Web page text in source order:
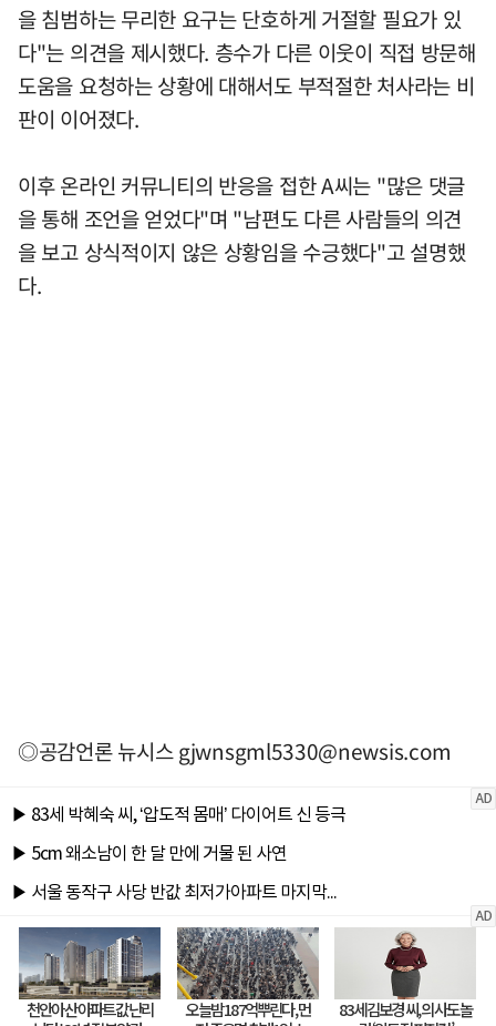
을 침범하는 무리한 요구는 단호하게 거절할 필요가 있
다"는 의견을 제시했다. 층수가 다른 이웃이 직접 방문해
도움을 요청하는 상황에 대해서도 부적절한 처사라는 비
판이 이어졌다.
이후 온라인 커뮤니티의 반응을 접한 A씨는 "많은 댓글
을 통해 조언을 얻었다"며 "남편도 다른 사람들의 의견
을 보고 상식적이지 않은 상황임을 수긍했다"고 설명했
다.
◎공감언론 뉴시스gjwnsgml5330@newsis.com